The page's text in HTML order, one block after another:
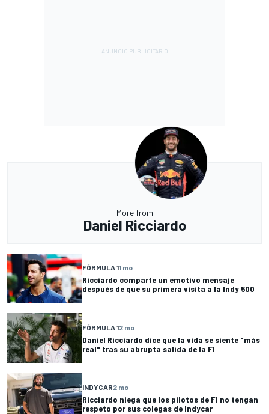
More from
Daniel Ricciardo
FÓRMULA 11 mo
Ricciardo comparte un emotivo mensaje
después de que su primera visita a la Indy 500
FÓRMULA 12 mo
Daniel Ricciardo dice que la vida se siente "más
real" tras su abrupta salida de la F1
INDYCAR2 mo
Ricciardo niega que los pilotos de F1 no tengan
respeto por sus colegas de Indycar